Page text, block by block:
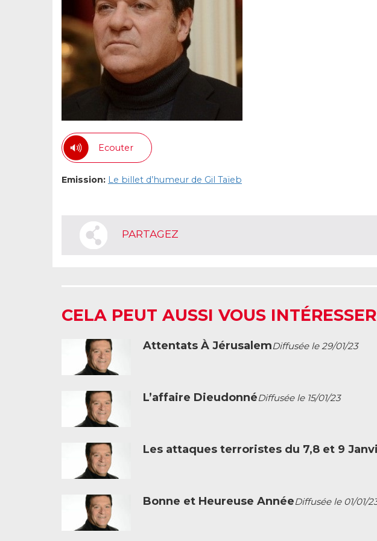
Ecouter
Emission: Le billet d’humeur de Gil Taïeb
PARTAGEZ
CELA PEUT AUSSI VOUS INTÉRESSER
Attentats À JérusalemDiffusée le 29/01/23
L’affaire DieudonnéDiffusée le 15/01/23
Les attaques terroristes du 7,8 et 9
Bonne et Heureuse AnnéeDiffusée le 01/01/